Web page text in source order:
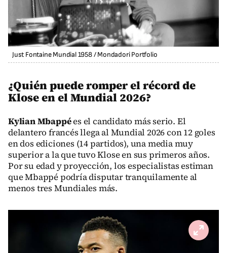
Just Fontaine Mundial 1958/Mondadori Portfolio
¿Quién puede romper el récord de
Klose en el Mundial 2026?
Kylian Mbappées el candidato más serio. El
delantero francés llega al Mundial 2026 con 12 goles
en dos ediciones (14 partidos), una media muy
superior a la que tuvo Klose en sus primeros años.
Por su edad y proyección, los especialistas estiman
que Mbappé podría disputar tranquilamente al
menos tres Mundiales más.